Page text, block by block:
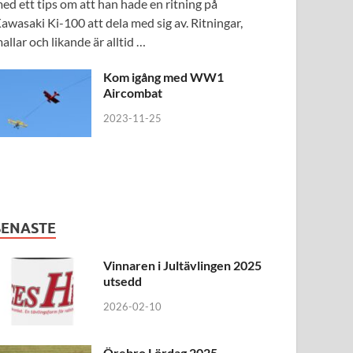
ett tips om att han hade en ritning på
Ki-100 att dela med sig av. Ritningar,
och likande är alltid …
Kom igång med WW1
Aircombat
2023-11-25
Vinnaren i Jultävlingen 2025
utsedd
2026-02-10